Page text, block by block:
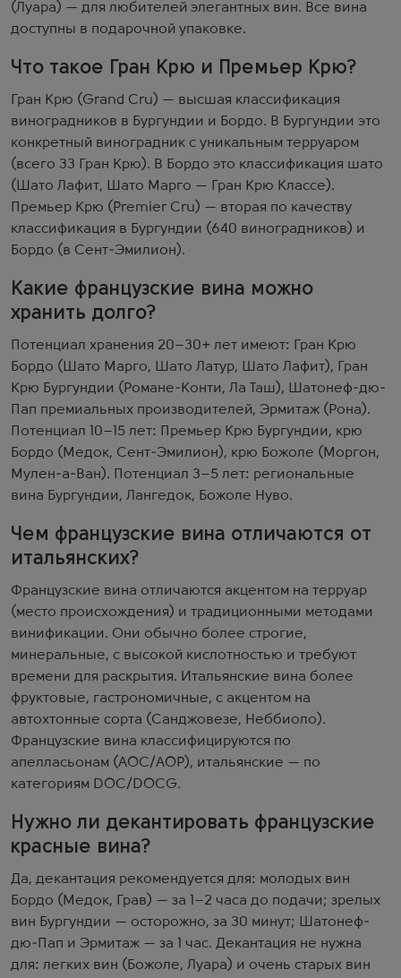
(Луара) — для любителей элегантных вин. Все вина
доступны в подарочной упаковке.
Что такое Гран Крю и Премьер Крю?
Гран Крю (Grand Cru) — высшая классификация
виноградников в Бургундии и Бордо. В Бургундии это
конкретный виноградник с уникальным терруаром
(всего 33 Гран Крю). В Бордо это классификация шато
(Шато Лафит, Шато Марго — Гран Крю Классе).
Премьер Крю (Premier Cru) — вторая по качеству
классификация в Бургундии (640 виноградников) и
Бордо (в Сент-Эмилион).
Какие французские вина можно
хранить долго?
Потенциал хранения 20–30+ лет имеют: Гран Крю
Бордо (Шато Марго, Шато Латур, Шато Лафит), Гран
Крю Бургундии (Романе-Конти, Ла Таш), Шатонеф-дю-
Пап премиальных производителей, Эрмитаж (Рона).
Потенциал 10–15 лет: Премьер Крю Бургундии, крю
Бордо (Медок, Сент-Эмилион), крю Божоле (Моргон,
Мулен-а-Ван). Потенциал 3–5 лет: региональные
вина Бургундии, Лангедок, Божоле Нуво.
Чем французские вина отличаются от
итальянских?
Французские вина отличаются акцентом на терруар
(место происхождения) и традиционными методами
винификации. Они обычно более строгие,
минеральные, с высокой кислотностью и требуют
времени для раскрытия. Итальянские вина более
фруктовые, гастрономичные, с акцентом на
автохтонные сорта (Санджовезе, Неббиоло).
Французские вина классифицируются по
апелласьонам (AOC/AOP), итальянские — по
категориям DOC/DOCG.
Нужно ли декантировать французские
красные вина?
Да, декантация рекомендуется для: молодых вин
Бордо (Медок, Грав) — за 1–2 часа до подачи; зрелых
вин Бургундии — осторожно, за 30 минут; Шатонеф-
дю-Пап и Эрмитаж — за 1 час. Декантация не нужна
для: легких вин (Божоле, Луара) и очень старых вин